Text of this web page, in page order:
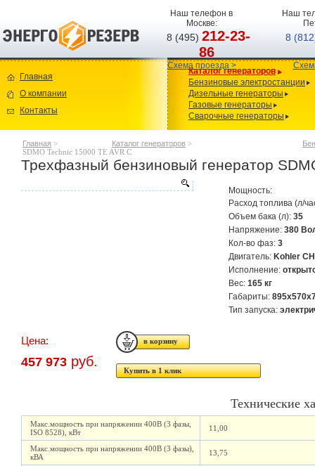
Наш телефон в
Москве:
8 (495)212-23-
86
Схема проезда >
Наш
8
Главная
О компании
Контакты
Каталог генераторов
Бензиновые электростанции
Дизельные генераторы
Газовые генераторы
Сварочные генераторы
Главная > Каталог генераторов >
SDMO Technic 15000 TE AVR C
Трехфазный бензиновый генератор
Мощность:
Расход топлива (л/
Объем бака (л): 35
Напряжение: 380
Кол-во фаз: 3
Двигатель: Kohler
Исполнение:
Вес: 165 кг
Габариты:
Тип запуска:
Цена:
457 973 руб.
Купить в 1 клик
Технические
Макс.мощность при напряжении 400В (3 фазы,
ISO 8528), кВт
11,00
Макс.мощность при напряжении 400В (3 фазы),
кВА
13,75